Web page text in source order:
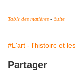
Table des matières - Suite
#L'art - l'histoire et
Partager